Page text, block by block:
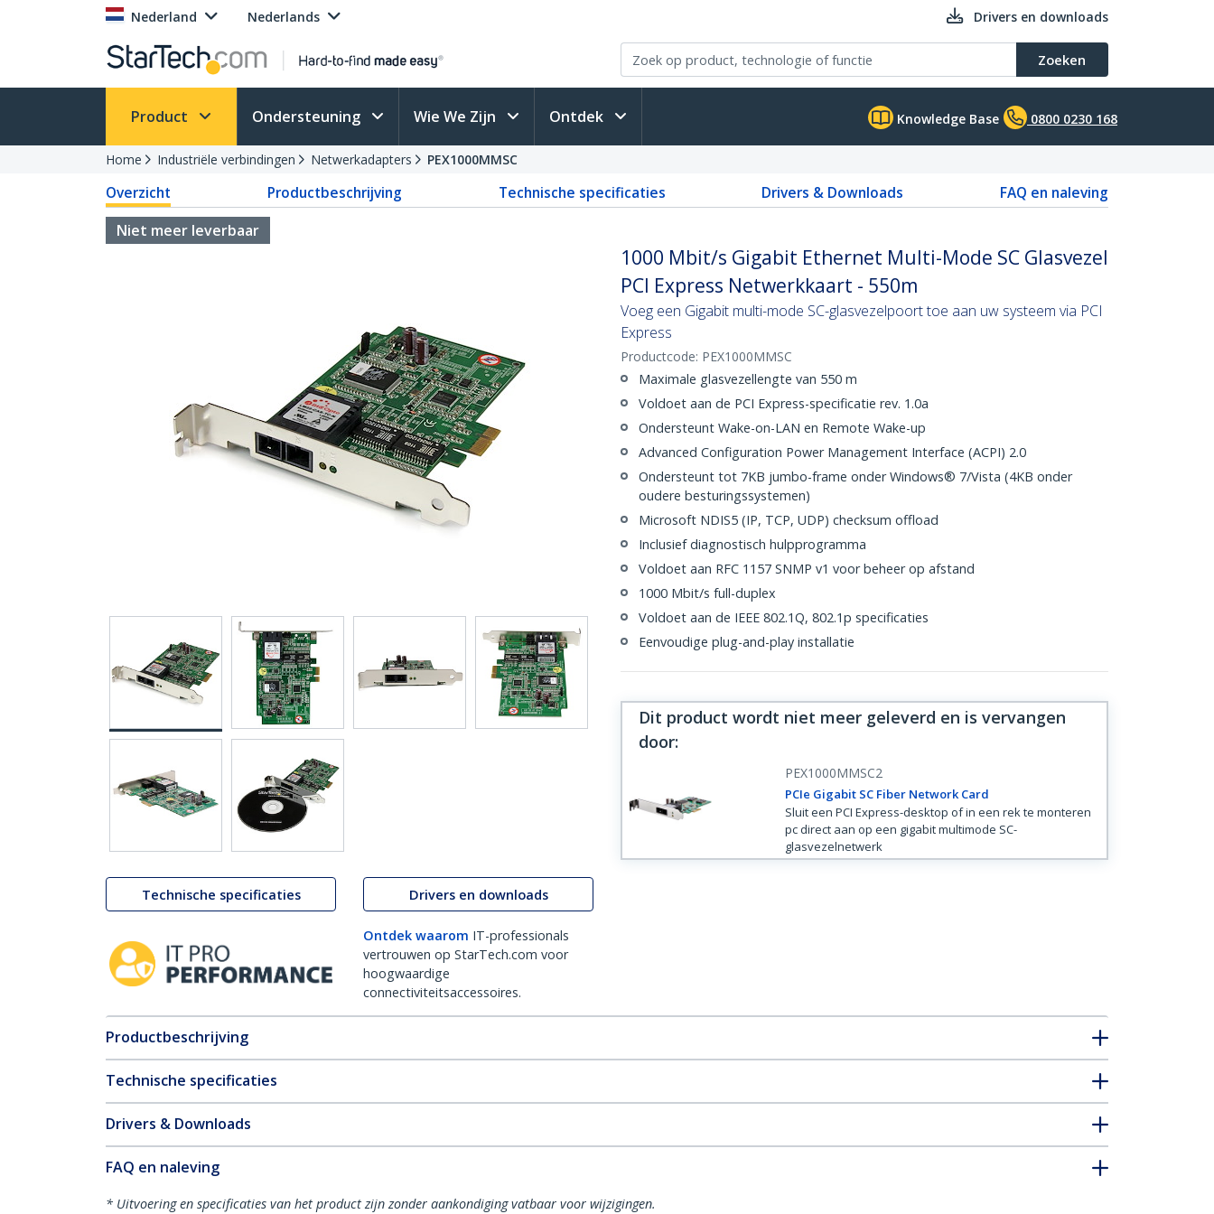
Nederland Nederlands Drivers en downloads
Zoeken
Product Ondersteuning Wie We Zijn Ontdek Knowledge Base 0800 0230 168
Home Industriële verbindingen Netwerkadapters PEX1000MMSC
Overzicht Productbeschrijving Technische specificaties Drivers & Downloads
FAQ en naleving
Niet meer leverbaar
Technische specificaties Drivers en downloads
Ontdek waarom IT-professionals
vertrouwen op StarTech.com voor
hoogwaardige
connectiviteitsaccessoires.
1000 Mbit/s Gigabit Ethernet Multi-Mode SC Glasvezel
PCI Express Netwerkkaart - 550m
Voeg een Gigabit multi-mode SC-glasvezelpoort toe aan uw systeem via PCI
Express
Productcode: PEX1000MMSC
Maximale glasvezellengte van 550 m
Voldoet aan de PCI Express-specificatie rev. 1.0a
Ondersteunt Wake-on-LAN en Remote Wake-up
Advanced Configuration Power Management Interface (ACPI) 2.0
Ondersteunt tot 7KB jumbo-frame onder Windows® 7/Vista (4KB onder
oudere besturingssystemen)
Microsoft NDIS5 (IP, TCP, UDP) checksum offload
Inclusief diagnostisch hulpprogramma
Voldoet aan RFC 1157 SNMP v1 voor beheer op afstand
1000 Mbit/s full-duplex
Voldoet aan de IEEE 802.1Q, 802.1p specificaties
Eenvoudige plug-and-play installatie
Dit product wordt niet meer geleverd en is vervangen
door:
PEX1000MMSC2
PCIe Gigabit SC Fiber Network Card
Sluit een PCI Express-desktop of in een rek te monteren
pc direct aan op een gigabit multimode SC-
glasvezelnetwerk
Productbeschrijving
Technische specificaties
Drivers & Downloads
FAQ en naleving
* Uitvoering en specificaties van het product zijn zonder aankondiging vatbaar voor wijzigingen.